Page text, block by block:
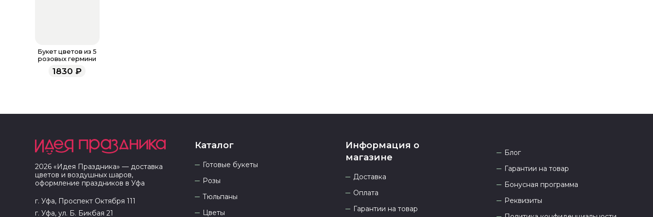
Букет цветов из 5
розовых гермини
1830 ₽
2026 «Идея Праздника» — доставка
цветов и воздушных шаров,
оформление праздников в Уфа
г. Уфа, Проспект Октября 111
г. Уфа, ул. Б. Бикбая 21
Каталог
Готовые букеты
Розы
Тюльпаны
Цветы
Информация о
магазине
Доставка
Оплата
Гарантии на товар
Блог
Гарантии на товар
Бонусная программа
Реквизиты